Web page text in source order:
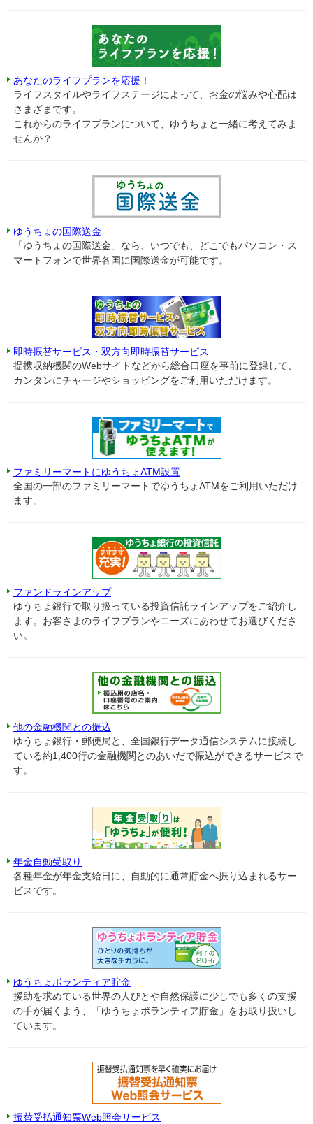
あなたのライフプランを応援！
ライフスタイルやライフステージによって、お金の悩みや心配は
さまざまです。
これからのライフプランについて、ゆうちょと一緒に考えてみま
せんか？
ゆうちょの国際送金
「ゆうちょの国際送金」なら、いつでも、どこでもパソコン・ス
マートフォンで世界各国に国際送金が可能です。
即時振替サービス・双方向即時振替サービス
提携収納機関のWebサイトなどから総合口座を事前に登録して、
カンタンにチャージやショッピングをご利用いただけます。
ファミリーマートにゆうちょATM設置
全国の一部のファミリーマートでゆうちょATMをご利用いただけ
ます。
ファンドラインアップ
ゆうちょ銀行で取り扱っている投資信託ラインアップをご紹介し
ます。お客さまのライフプランやニーズにあわせてお選びくださ
い。
他の金融機関との振込
ゆうちょ銀行・郵便局と、全国銀行データ通信システムに接続し
ている約1,400行の金融機関とのあいだで振込ができるサービスで
す。
年金自動受取り
各種年金が年金支給日に、自動的に通常貯金へ振り込まれるサー
ビスです。
ゆうちょボランティア貯金
援助を求めている世界の人びとや自然保護に少しでも多くの支援
の手が届くよう、「ゆうちょボランティア貯金」をお取り扱いし
ています。
振替受払通知票Web照会サービス